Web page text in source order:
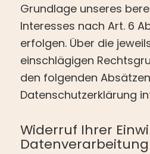
Grundlage unseres
Interesses nach Art. 6
erfolgen. Über die
einschlägigen
den folgenden
Datenschutzerklärung
Widerruf Ihrer
Datenverarbeitung